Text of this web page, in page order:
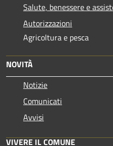
Salute, benessere e
Autorizzazioni
Agricoltura e pesca
NOVITÀ
Notizie
Comunicati
Avvisi
VIVERE IL COMUNE